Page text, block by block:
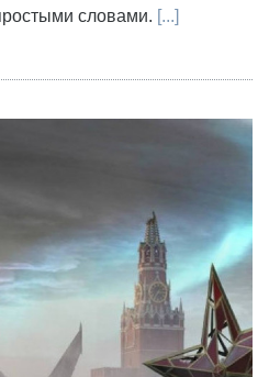
словами. [...]